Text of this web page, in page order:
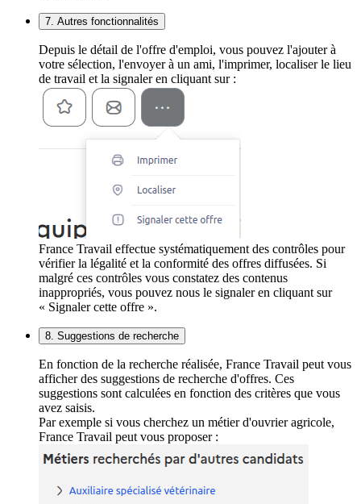
7. Autres fonctionnalités
Depuis le détail de l'offre d'emploi, vous pouvez l'ajouter à
votre sélection, l'envoyer à un ami, l'imprimer, localiser le lieu
de travail et la signaler en cliquant sur :
France Travail effectue systématiquement des contrôles pour
vérifier la légalité et la conformité des offres diffusées. Si
malgré ces contrôles vous constatez des contenus
inappropriés, vous pouvez nous le signaler en cliquant sur
« Signaler cette offre ».
8. Suggestions de recherche
En fonction de la recherche réalisée, France Travail peut vous
afficher des suggestions de recherche d'offres. Ces
suggestions sont calculées en fonction des critères que vous
avez saisis.
Par exemple si vous cherchez un métier d'ouvrier agricole,
France Travail peut vous proposer :